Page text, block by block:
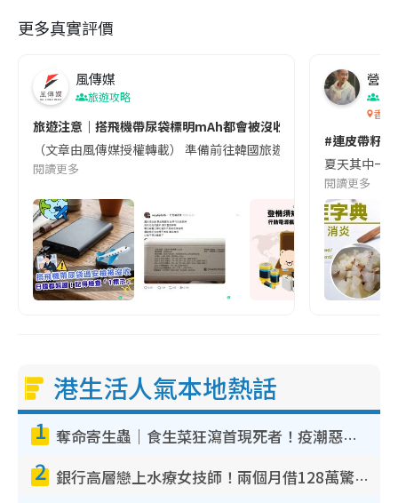
更多真實評價
風傳媒
旅遊攻略
旅遊注意｜搭飛機帶尿袋標明mAh都會被沒收😱出發前切記檢查
（文章由風傳媒授權轉載） 準備前往韓國旅遊的民眾，近期要
閱讀更多
營養
香港
#連皮帶籽
夏天其中一
閱讀更多
港生活人氣本地熱話
1 奪命寄生蟲｜食生菜狂瀉首現死者！疫潮惡化錄1.8萬宗病例 揭洗菜3大謬誤
2 銀行高層戀上水療女技師！兩個月借128萬驚覺「沉船」沉落火海 揭背後疑似邪教操控賣淫